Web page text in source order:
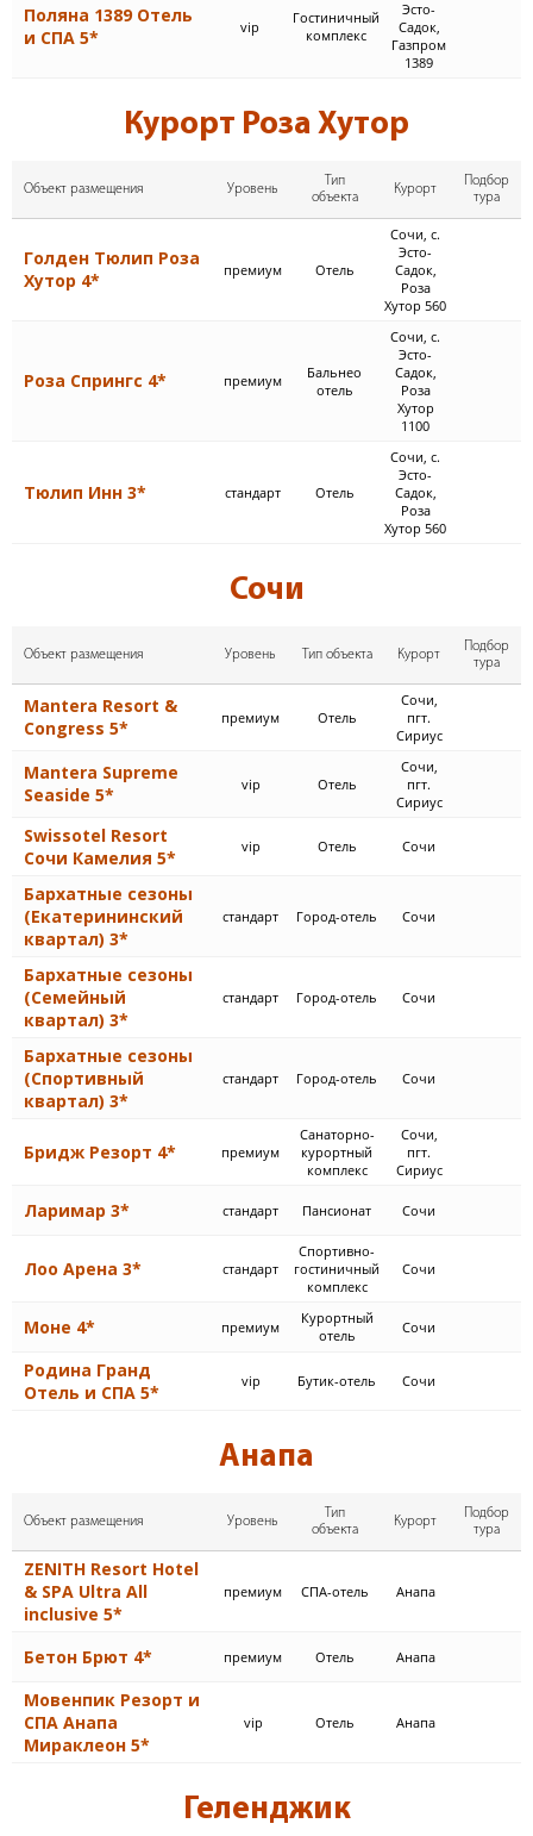
Поляна 1389 Отель
и СПА 5*
vip
Гостиничный
комплекс
Эсто-
Садок,
Газпром
1389
Курорт Роза Хутор
Объект размещения Уровень
Тип
объекта
Курорт
Подбор
тура
Голден Тюлип Роза
Хутор 4*
премиум Отель
Сочи, с.
Эсто-
Садок,
Роза
Хутор 560
Роза Спрингс 4* премиум
Бальнео
отель
Сочи, с.
Эсто-
Садок,
Роза
Хутор
1100
Тюлип Инн 3* стандарт Отель
Сочи, с.
Эсто-
Садок,
Роза
Хутор 560
Сочи
Объект размещения Уровень Тип объекта Курорт
Подбор
тура
Mantera Resort &
Congress 5*
премиум Отель
Сочи,
пгт.
Сириус
Mantera Supreme
Seaside 5*
vip Отель
Сочи,
пгт.
Сириус
Swissotel Resort
Сочи Камелия 5*
vip Отель Сочи
Бархатные сезоны
(Екатерининский
квартал) 3*
стандарт Город-отель Сочи
Бархатные сезоны
(Семейный
квартал) 3*
стандарт Город-отель Сочи
Бархатные сезоны
(Спортивный
квартал) 3*
стандарт Город-отель Сочи
Бридж Резорт 4* премиум
Cанаторно-
курортный
комплекс
Сочи,
пгт.
Сириус
Ларимар 3* стандарт Пансионат Сочи
Лоо Арена 3* стандарт
Спортивно-
гостиничный
комплекс
Сочи
Моне 4* премиум
Курортный
отель
Сочи
Родина Гранд
Отель и СПА 5*
vip Бутик-отель Сочи
Анапа
Объект размещения Уровень
Тип
объекта
Курорт
Подбор
тура
ZENITH Resort Hotel
& SPA Ultra All
inclusive 5*
премиум СПА-отель Анапа
Бетон Брют 4* премиум Отель Анапа
Мовенпик Резорт и
СПА Анапа
Мираклеон 5*
vip Отель Анапа
Геленджик